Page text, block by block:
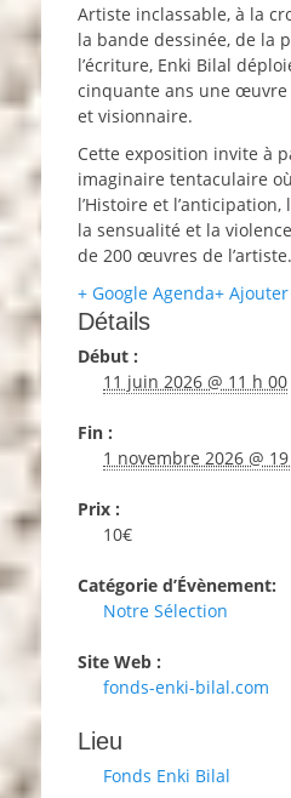
Artiste inclassable, à la
la bande dessinée, de la
l’écriture, Enki Bilal
cinquante ans une
et visionnaire.
Cette exposition invite à
imaginaire tentaculaire
l’Histoire et
la sensualité et la
de 200 œuvres de l’artiste.
+ Google Agenda+
Détails
Début :
11 juin 2026 @ 11 h 00
Fin :
1 novembre 2026 @
Prix :
10€
Catégorie d’Évènement:
Notre Sélection
Site Web :
fonds-enki-bilal.com
Lieu
Fonds Enki Bilal